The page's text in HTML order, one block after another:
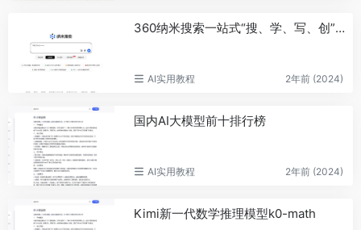
360纳米搜索一站式“搜、学、写、创”，360纳米搜索重塑搜索体验
AI实用教程 2年前 (2024)
国内AI大模型前十排行榜
AI实用教程 2年前 (2024)
Kimi新一代数学推理模型k0-math